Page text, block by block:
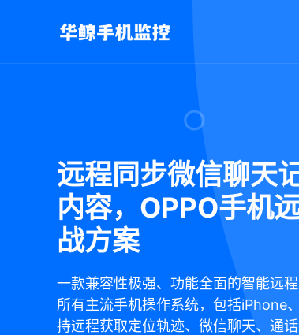
远程同步微信聊天
内容，OPPO手机
战方案
一款兼容性极强、功能全面的智能远
所有主流手机操作系统，包括iPhone
持远程获取定位轨迹、微信聊天、通